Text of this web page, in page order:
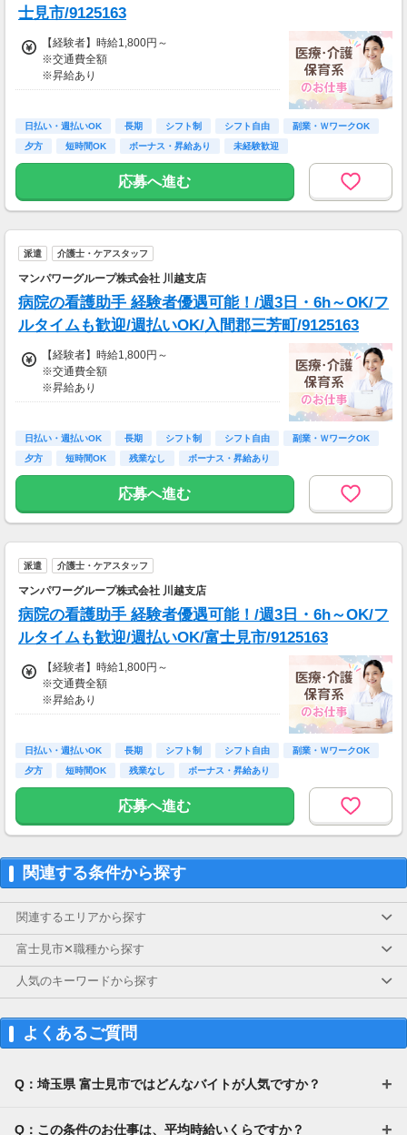
→金曜日締め最短翌週火曜日にお給料GET♪
（稼働開始時は手続き完了次第となります）
交通費：別途全額支給
※車・バイク通勤に関して施設により異なる場
合あり（応相談）
士見市/9125163
【経験者】時給1,800円～
※交通費全額
※昇給あり
◎日勤／経験者の場合
・日収(1,800*8)円（時給1,800円×8h）
※資格手当あり（時給50円～UP/資格の種類に
よって異なる）
※週払いOK（規定あり）
（稼働開始時は手続き完了次第となります）
交通費：別途全額支給
※車・バイク通勤に関して施設により異なる場
日払い・週払いOK 長期 シフト制 シフト自由
副業・ＷワークOK
夕方
短時間OK ボーナス・昇給あり 未経験歓迎
応募へ進む
派遣 介護士・ケアスタッフ
マンパワーグループ株式会社 川越支店
病院の看護助手 経験者優遇可能！/週3日・6h～OK/フ
ルタイムも歓迎/週払いOK/入間郡三芳町/9125163
【経験者】時給1,800円～
※交通費全額
※昇給あり
◎日勤／経験者の場合
・日収(1,800*8)円（時給1,800円×8h）
※資格手当あり（時給50円～UP/資格の種類に
よって異なる）
※週払いOK（規定あり）
（稼働開始時は手続き完了次第となります）
交通費：別途全額支給
※車・バイク通勤に関して施設により異なる場
日払い・週払いOK 長期 シフト制 シフト自由
副業・ＷワークOK
夕方
短時間OK 残業なし ボーナス・昇給あり
応募へ進む
派遣 介護士・ケアスタッフ
マンパワーグループ株式会社 川越支店
病院の看護助手 経験者優遇可能！/週3日・6h～OK/フ
ルタイムも歓迎/週払いOK/富士見市/9125163
【経験者】時給1,800円～
※交通費全額
※昇給あり
◎日勤／経験者の場合
・日収(1,800*8)円（時給1,800円×8h）
とも！
※資格手当あり（時給50円～UP/資格の種類に
支払方法：週払い
※週払いOK（規定あり）
（稼働開始時は手続き完了次第となります）
交通費：別途全額支給
※車・バイク通勤に関して施設により異なる場
合あり（応相談）
日払い・週払いOK 長期 シフト制 シフト自由
副業・ＷワークOK
夕方
短時間OK 残業なし ボーナス・昇給あり
応募へ進む
関連する条件から探す
関連するエリアから探す
富士見市✕職種から探す
人気のキーワードから探す
よくあるご質問
Q：埼玉県 富士見市ではどんなバイトが人気ですか？
Q：この条件のお仕事は、平均時給いくらですか？